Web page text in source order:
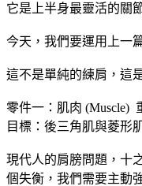
它是上半身最靈活的關
今天，我們要運用上一
這不是單純的練肩，這
零件一：肌肉 (Muscle)
目標：後三角肌與菱形
現代人的肩膀問題，十
個失衡，我們需要主動